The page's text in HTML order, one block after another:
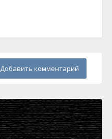
Добавить комментарий